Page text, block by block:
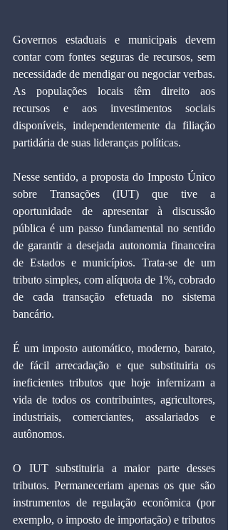
Governos estaduais e municipais devem
contar com fontes seguras de recursos, sem
necessidade de mendigar ou negociar verbas.
As populações locais têm direito aos
recursos e aos investimentos sociais
disponíveis, independentemente da filiação
partidária de suas lideranças políticas.
Nesse sentido, a proposta do Imposto Único
sobre Transações (IUT) que tive a
oportunidade de apresentar à discussão
pública é um passo fundamental no sentido
de garantir a desejada autonomia financeira
de Estados e municípios. Trata-se de um
tributo simples, com alíquota de 1%, cobrado
de cada transação efetuada no sistema
bancário.
É um imposto automático, moderno, barato,
de fácil arrecadação e que substituiria os
ineficientes tributos que hoje infernizam a
vida de todos os contribuintes, agricultores,
industriais, comerciantes, assalariados e
autônomos.
O IUT substituiria a maior parte desses
tributos. Permaneceriam apenas os que são
instrumentos de regulação econômica (por
exemplo, o imposto de importação) e tributos